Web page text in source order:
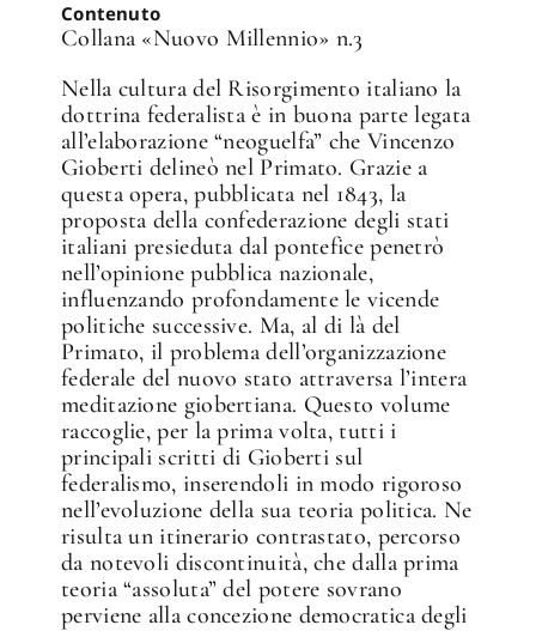
Contenuto
Collana «Nuovo Millennio» n.3
Nella cultura del Risorgimento italiano la
dottrina federalista è in buona parte legata
all’elaborazione “neoguelfa” che Vincenzo
Gioberti delineò nel Primato. Grazie a
questa opera, pubblicata nel 1843, la
proposta della confederazione degli stati
italiani presieduta dal pontefice penetrò
nell’opinione pubblica nazionale,
influenzando profondamente le vicende
politiche successive. Ma, al di là del
Primato, il problema dell’organizzazione
federale del nuovo stato attraversa l’intera
meditazione giobertiana. Questo volume
raccoglie, per la prima volta, tutti i
principali scritti di Gioberti sul
federalismo, inserendoli in modo rigoroso
nell’evoluzione della sua teoria politica. Ne
risulta un itinerario contrastato, percorso
da notevoli discontinuità, che dalla prima
teoria “assoluta” del potere sovrano
perviene alla concezione democratica degli